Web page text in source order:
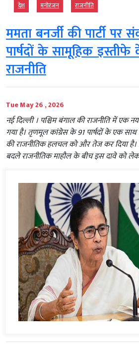
देश मनोरंजन राजनीति
ममता बनर्जी की पार्टी
पार्षदों के सामूहिक
राजनीति
Tue May 26 , 2026
नई दिल्ली । पश्चिम बंगाल की राजनीति में एक
गया है। तृणमूल कांग्रेस के 91 पार्षदों के एक साथ
की राजनीतिक हलचल को और तेज कर दिया है।
बदले राजनीतिक माहौल के बीच इस दावे को